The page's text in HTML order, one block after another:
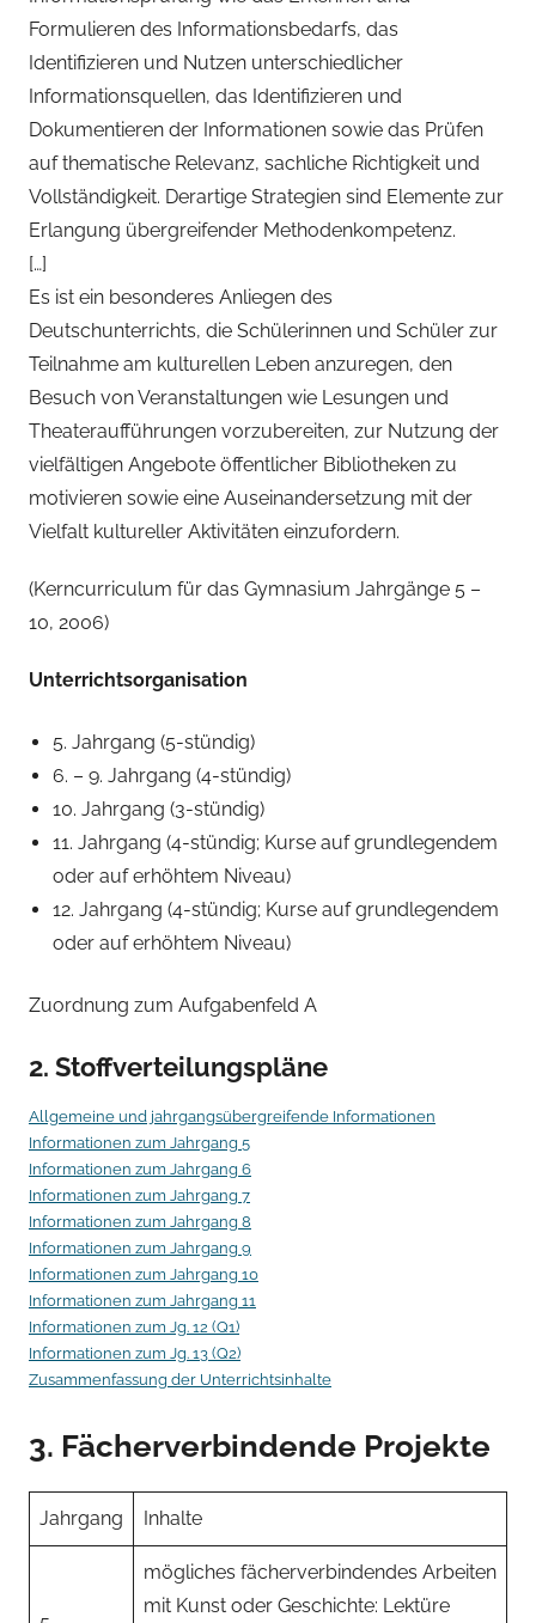
Formulieren des Informationsbedarfs, das
Identifizieren und Nutzen unterschiedlicher
Informationsquellen, das Identifizieren und
Dokumentieren der Informationen sowie das Prüfen
auf thematische Relevanz, sachliche Richtigkeit und
Vollständigkeit. Derartige Strategien sind Elemente zur
Erlangung übergreifender Methodenkompetenz.
[…]
Es ist ein besonderes Anliegen des
Deutschunterrichts, die Schülerinnen und Schüler zur
Teilnahme am kulturellen Leben anzuregen, den
Besuch von Veranstaltungen wie Lesungen und
Theateraufführungen vorzubereiten, zur Nutzung der
vielfältigen Angebote öffentlicher Bibliotheken zu
motivieren sowie eine Auseinandersetzung mit der
Vielfalt kultureller Aktivitäten einzufordern.
(Kerncurriculum für das Gymnasium Jahrgänge 5 –
10, 2006)
Unterrichtsorganisation
5. Jahrgang (5-stündig)
6. – 9. Jahrgang (4-stündig)
10. Jahrgang (3-stündig)
11. Jahrgang (4-stündig; Kurse auf grundlegendem
oder auf erhöhtem Niveau)
12. Jahrgang (4-stündig; Kurse auf grundlegendem
oder auf erhöhtem Niveau)
Zuordnung zum Aufgabenfeld A
2. Stoffverteilungspläne
Allgemeine und jahrgangsübergreifende Informationen
Informationen zum Jahrgang 5
Informationen zum Jahrgang 6
Informationen zum Jahrgang 7
Informationen zum Jahrgang 8
Informationen zum Jahrgang 9
Informationen zum Jahrgang 10
Informationen zum Jahrgang 11
Informationen zum Jg. 12 (Q1)
Informationen zum Jg. 13 (Q2)
Zusammenfassung der Unterrichtsinhalte
3. Fächerverbindende Projekte
Jahrgang Inhalte
mögliches fächerverbindendes Arbeiten
mit Kunst oder Geschichte: Lektüre